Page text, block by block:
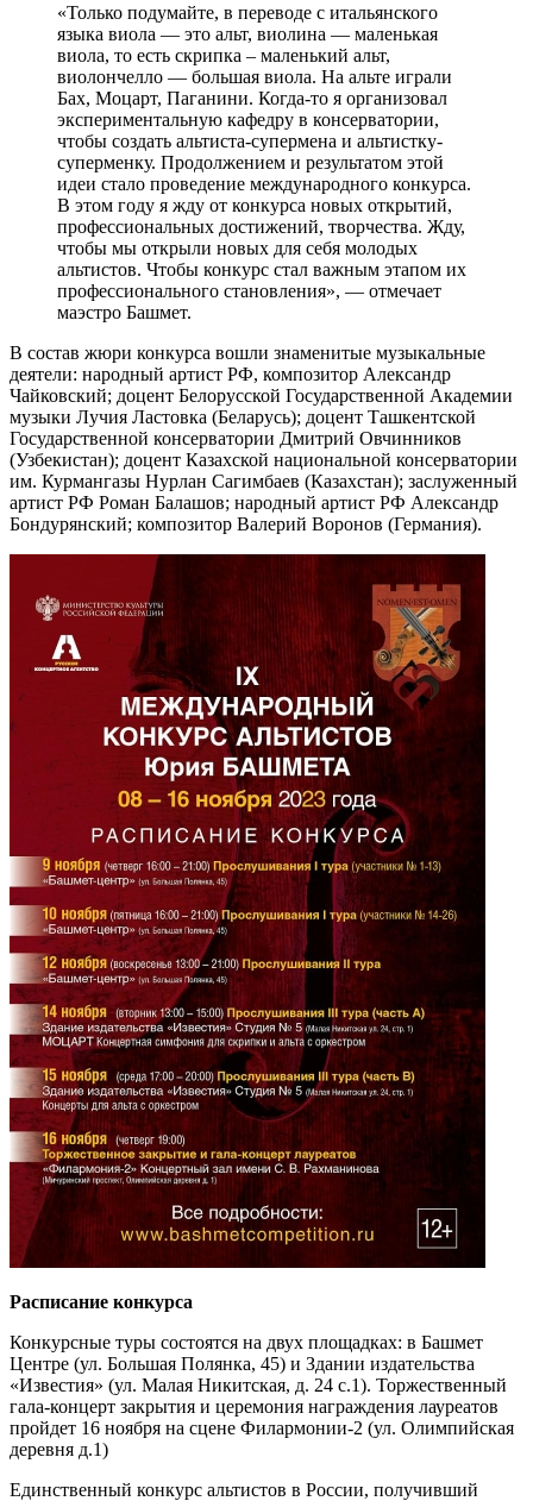
«Только подумайте, в переводе с итальянского
языка виола — это альт, виолина — маленькая
виола, то есть скрипка – маленький альт,
виолончелло — большая виола. На альте играли
Бах, Моцарт, Паганини. Когда-то я организовал
экспериментальную кафедру в консерватории,
чтобы создать альтиста-супермена и альтистку-
суперменку. Продолжением и результатом этой
идеи стало проведение международного конкурса.
В этом году я жду от конкурса новых открытий,
профессиональных достижений, творчества. Жду,
чтобы мы открыли новых для себя молодых
альтистов. Чтобы конкурс стал важным этапом их
профессионального становления», — отмечает
маэстро Башмет.
В состав жюри конкурса вошли знаменитые музыкальные
деятели: народный артист РФ, композитор Александр
Чайковский; доцент Белорусской Государственной Академии
музыки Лучия Ластовка (Беларусь); доцент Ташкентской
Государственной консерватории Дмитрий Овчинников
(Узбекистан); доцент Казахской национальной консерватории
им. Курмангазы Нурлан Сагимбаев (Казахстан); заслуженный
артист РФ Роман Балашов; народный артист РФ Александр
Бондурянский; композитор Валерий Воронов (Германия).
Расписание конкурса
Конкурсные туры состоятся на двух площадках: в Башмет
Центре (ул. Большая Полянка, 45) и Здании издательства
«Известия» (ул. Малая Никитская, д. 24 с.1). Торжественный
гала-концерт закрытия и церемония награждения лауреатов
пройдет 16 ноября на сцене Филармонии-2 (ул. Олимпийская
деревня д.1)
Единственный конкурс альтистов в России, получивший